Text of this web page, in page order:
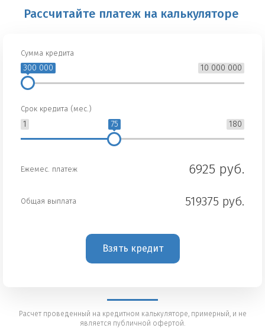
Рассчитайте платеж на калькуляторе
Сумма кредита
10 000 000
300 000
Срок кредита (мес.)
1 180
75
Ежемес. платеж 6925 руб.
Общая выплата 519375 руб.
Взять кредит
Расчет проведенный на кредитном калькуляторе, примерный, и не
является публичной офертой.